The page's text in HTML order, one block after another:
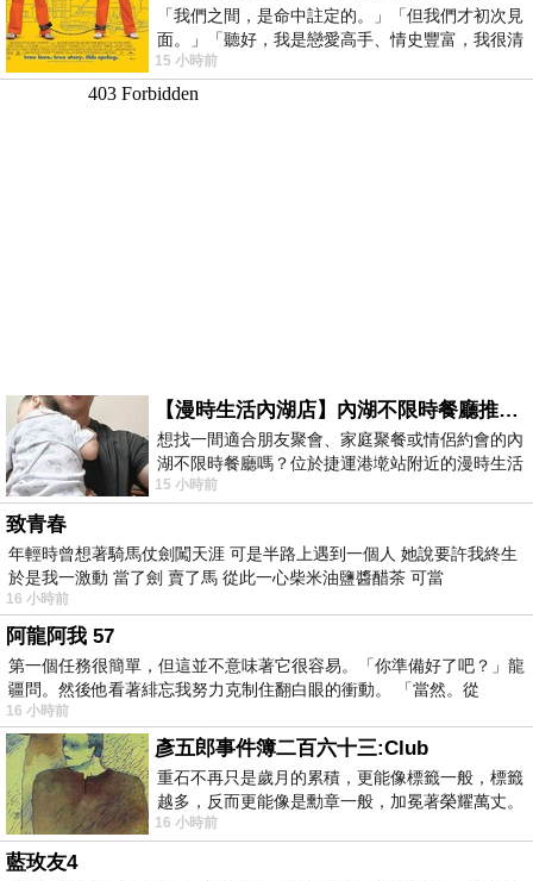
「我們之間，是命中註定的。」「但我們才初次見
面。」「聽好，我是戀愛高手、情史豐富，我很清
楚這種感覺，你我之間的那種感覺，現
15 小時前
【漫時生活內湖店】內湖不限時餐廳推薦｜捷運港墘站美食，聚餐、約會、家庭聚會首選，正餐甜點一次滿足
想找一間適合朋友聚會、家庭聚餐或情侶約會的內
湖不限時餐廳嗎？位於捷運港墘站附近的漫時生活
內湖店，從捷運站步行約4分鐘即可抵
15 小時前
致青春
年輕時曾想著騎馬仗劍闖天涯 可是半路上遇到一個人 她說要許我終生
於是我一激動 當了劍 賣了馬 從此一心柴米油鹽醬醋茶 可當
16 小時前
阿龍阿我 57
第一個任務很簡單，但這並不意味著它很容易。「你準備好了吧？」龍
疆問。然後他看著緋忘我努力克制住翻白眼的衝動。 「當然。從
16 小時前
彥五郎事件簿二百六十三:Club
重石不再只是歲月的累積，更能像標籤一般，標籤
越多，反而更能像是勳章一般，加冕著榮耀萬丈。
習慣一如縱容，成了再難輕輕放下的罪證
16 小時前
藍玫友4